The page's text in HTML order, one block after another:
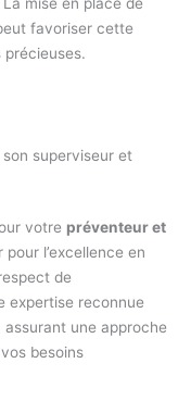
favoriser cette
précieuses.
superviseur et
votre préventeur et
pour l’excellence en
de
expertise reconnue
assurant une approche
besoins